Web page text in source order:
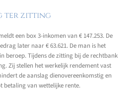
ter zitting
een box 3-inkomen van € 147.253. De
later naar € 63.621. De man is het
beroep. Tijdens de zitting bij de rechtbank
Zij stellen het werkelijk rendement vast
de aanslag dienovereenkomstig en
betaling van wettelijke rente.